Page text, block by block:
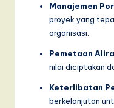
Manajemen
proyek yang
organisasi.
Pemetaan
nilai diciptakan
Keterlibatan
berkelanjutan